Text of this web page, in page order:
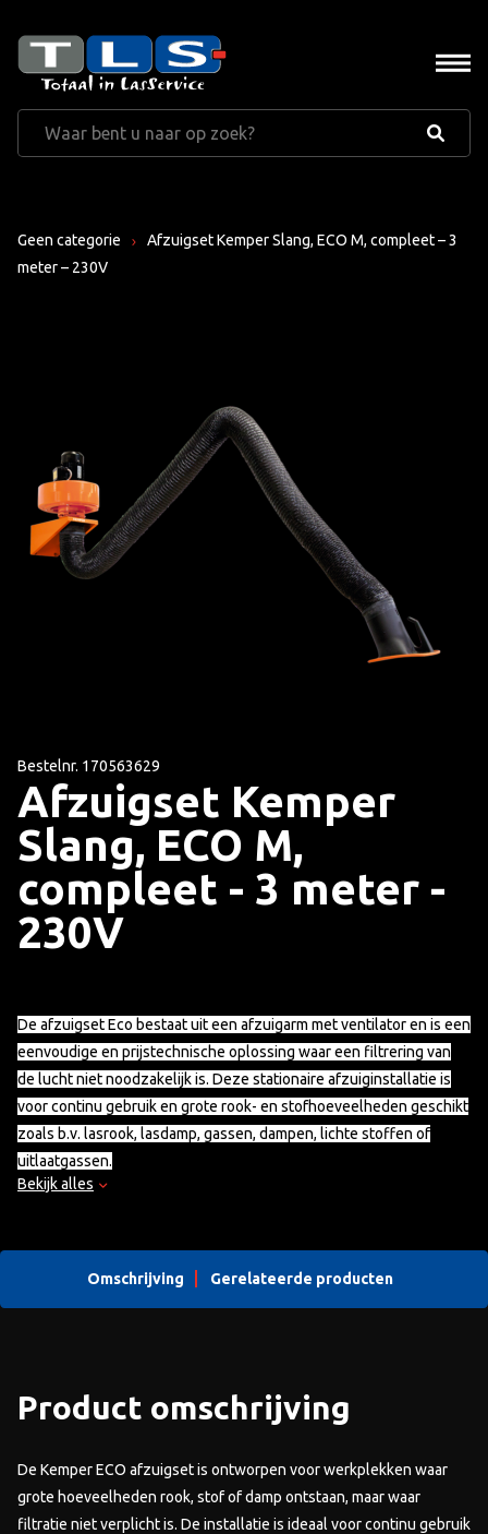
Geen categorie
Afzuigset Kemper Slang, ECO M, compleet – 3
meter – 230V
Bestelnr. 170563629
Afzuigset Kemper
Slang, ECO M,
compleet - 3 meter -
230V
De afzuigset Eco bestaat uit een afzuigarm met ventilator en is een
eenvoudige en prijstechnische oplossing waar een filtrering van
de lucht niet noodzakelijk is. Deze stationaire afzuiginstallatie is
voor continu gebruik en grote rook- en stofhoeveelheden geschikt
zoals b.v. lasrook, lasdamp, gassen, dampen, lichte stoffen of
uitlaatgassen.
Ventilator
Uittrekbare uitblaasleiding (1,25 – 5,00 m) met uitblaasrooster
Bekijk alles
Omschrijving Gerelateerde producten
Product omschrijving
De Kemper ECO afzuigset is ontworpen voor werkplekken waar
grote hoeveelheden rook, stof of damp ontstaan, maar waar
filtratie niet verplicht is. De installatie is ideaal voor continu gebruik